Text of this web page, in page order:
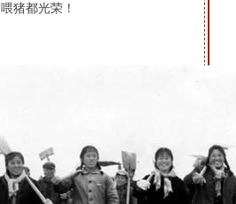
喂猪都光荣！